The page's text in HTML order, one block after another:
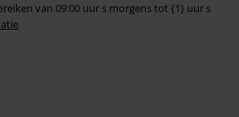
van 09:00 uur s morgens tot {1} uur s